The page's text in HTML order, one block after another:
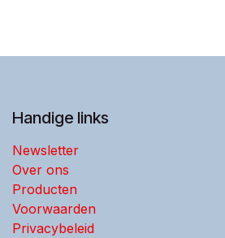
Handige links
Newsletter
Over ons
Producten
Voorwaarden
Privacybeleid